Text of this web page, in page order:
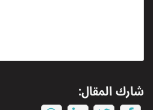
شارك المقال: